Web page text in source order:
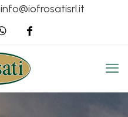
info@iofrosatisrl.it